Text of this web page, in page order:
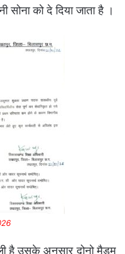
सोना को दे दिया जाता है ।
है उसके अनुसार दोनो मैडम